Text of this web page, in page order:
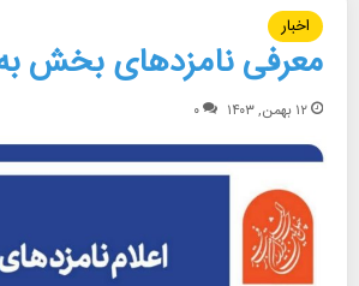
اخبار
معرفی نامزدهای بخش
۱۲ بهمن, ۱۴۰۳ ۰